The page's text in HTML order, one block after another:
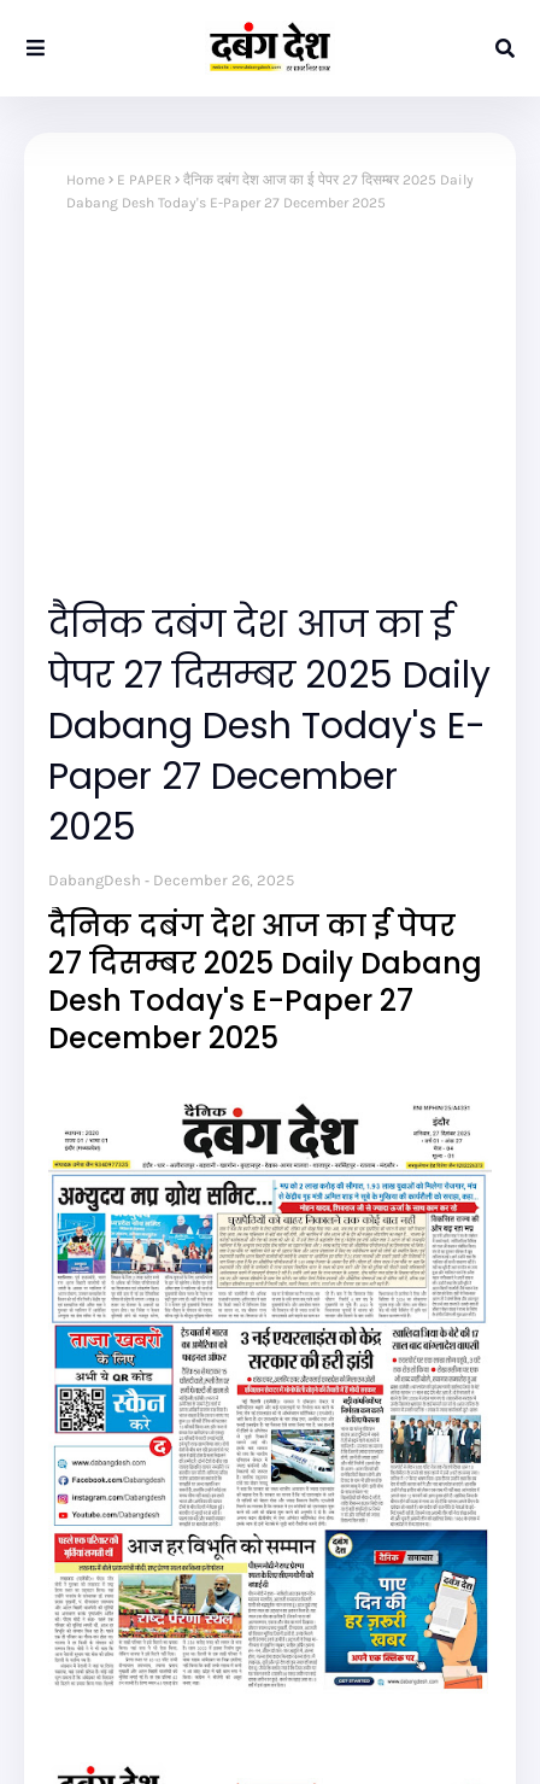
Home E PAPER
दैनिक दबंग देश आज का ई पेपर 27 दिसम्बर 2025 Daily
Dabang Desh Today's E-Paper 27 December 2025
दैनिक दबंग देश आज का ई
पेपर 27 दिसम्बर 2025 Daily
Dabang Desh Today's E-
Paper 27 December
2025
DabangDesh December 26, 2025
दैनिक दबंग देश आज का ई पेपर
27 दिसम्बर 2025 Daily Dabang
Desh Today's E-Paper 27
December 2025